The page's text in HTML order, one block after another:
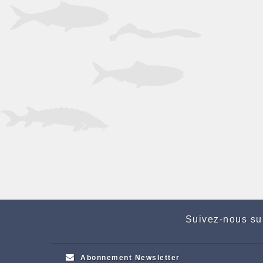
Suivez-nous
Abonnement Newsletter